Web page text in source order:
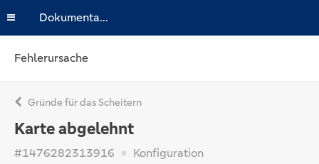
Dokumentation
Fehlerursache
Gründe für das Scheitern
Karte abgelehnt
#1476282313916 Konfiguration